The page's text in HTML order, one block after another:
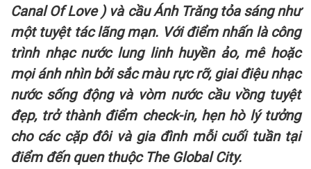
Canal Of Love ) và cầu Ánh Trăng tỏa sáng như
một tuyệt tác lãng mạn. Với điểm nhấn là công
trình nhạc nước lung linh huyền ảo, mê hoặc
mọi ánh nhìn bởi sắc màu rực rỡ, giai điệu nhạc
nước sống động và vòm nước cầu vồng tuyệt
đẹp, trở thành điểm check-in, hẹn hò lý tưởng
cho các cặp đôi và gia đình mỗi cuối tuần tại
điểm đến quen thuộc The Global City.